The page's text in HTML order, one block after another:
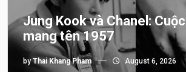
Jung Kook và Chanel:
mang tên 1957
byThai Khang Pham August 6, 2026